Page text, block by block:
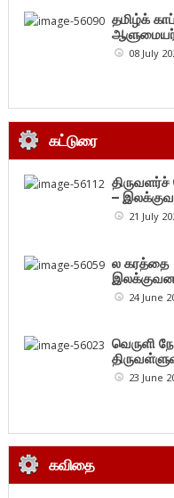
தமிழ்க்
ஆளுமையர்
08 July
கட்டுரை
–
21 July
ல கரத்தை
24 June
வெருளி
23 June
கவிதை